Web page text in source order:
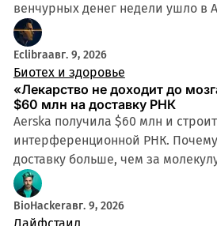
венчурных денег недели ушло в
Eclibraавг. 9, 2026
Биотех и здоровье
«Лекарство не доходит до
$60 млн на доставку РНК
Aerska получила $60 млн и
интерференционной РНК.
доставку больше, чем за
BioHackerавг. 9, 2026